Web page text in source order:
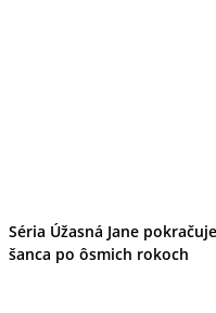
Séria Úžasná Jane
šanca po ôsmich rokoch